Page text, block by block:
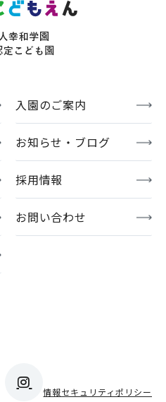
入園のご案内
お知らせ・ブログ
採用情報
お問い合わせ
情報セキュリティポリシー